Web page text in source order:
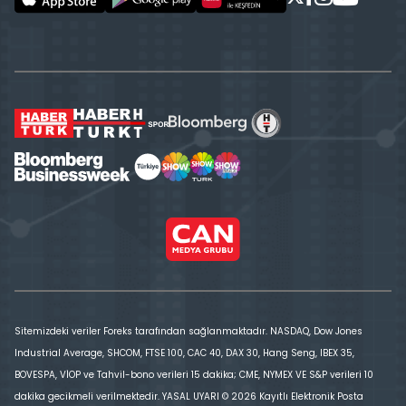
Sitemizdeki veriler Foreks tarafından sağlanmaktadır. NASDAQ, Dow Jones
Industrial Average, SHCOM, FTSE 100, CAC 40, DAX 30, Hang Seng, IBEX 35,
BOVESPA, VİOP ve Tahvil-bono verileri 15 dakika; CME, NYMEX VE S&P verileri 10
dakika gecikmeli verilmektedir. YASAL UYARI © 2026 Kayıtlı Elektronik Posta